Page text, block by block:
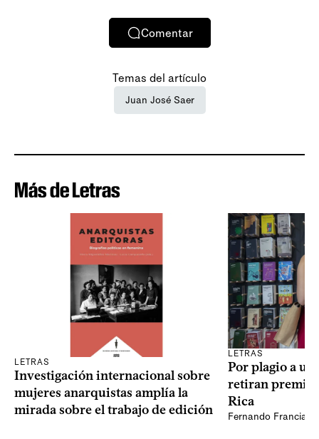
Comentar
Temas del artículo
Juan José Saer
Más de Letras
LETRAS
Investigación internacional sobre
mujeres anarquistas amplía la
mirada sobre el trabajo de edición
LETRAS
Por plagio a
retiran premio
Rica
Fernando Francia,